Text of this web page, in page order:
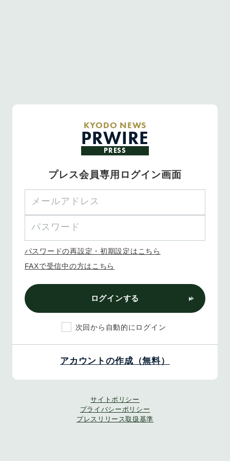
KYODO NEWS
PRWIRE
PRESS
プレス会員専用ログイン画面
パスワードの再設定・初期設定はこちら
FAXで受信中の方はこちら
ログインする
次回から自動的にログイン
アカウントの作成（無料）
サイトポリシー
プライバシーポリシー
プレスリリース取扱基準